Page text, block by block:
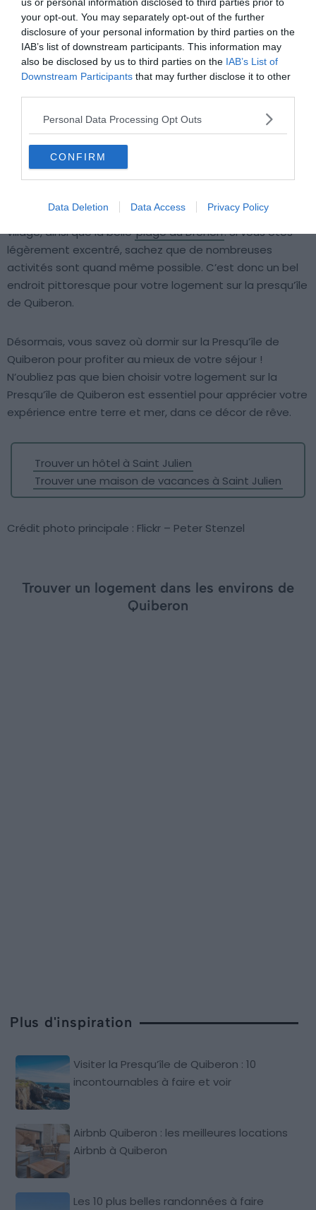
your opt-out. You may separately opt-out of the further
disclosure of your personal information by third parties on the
IAB’s list of downstream participants. This information may
also be disclosed by us to third parties on the IAB’s List of
Downstream Participants that may further disclose it to other
Personal Data Processing Opt Outs
CONFIRM
Data Deletion Data Access Privacy Policy
Au Nord de Quiberon se trouve le petit village de Saint-
presqu’île de Quiberon. Un camping se trouve proche du
village, ainsi que la belleplage du Drehen. Si vous êtes
légèrement excentré, sachez que de nombreuses
activités sont quand même possible. C’est donc un bel
endroit pittoresque pour votre logement sur la presqu’île
de Quiberon.
Désormais, vous savez où dormir sur la Presqu’île de
Quiberon pour profiter au mieux de votre séjour !
N’oubliez pas que bien choisir votre logement sur la
Presqu’île de Quiberon est essentiel pour apprécier votre
expérience entre terre et mer, dans ce décor de rêve.
Trouver un hôtel à Saint Julien
Trouver une maison de vacances à Saint Julien
Crédit photo principale : Flickr – Peter Stenzel
Trouver un logement dans les environs de
Quiberon
Plus d'inspiration
Visiter la Presqu’île de Quiberon : 10
incontournables à faire et voir
Airbnb Quiberon : les meilleures locations
Airbnb à Quiberon
Les 10 plus belles randonnées à faire